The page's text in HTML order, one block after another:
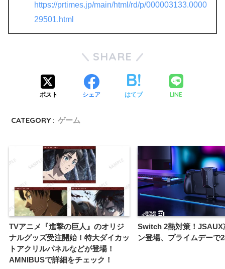
https://prtimes.jp/main/html/rd/p/000003133.0000
29501.html
SHARE
ポスト シェア はてブ LINE
CATEGORY : ゲーム
TVアニメ『進撃の巨人』のオリジ
ナルグッズ受注開始！特大ダイカッ
トアクリルパネルなどが登場！
AMNIBUSで詳細をチェック！
Switch 2熱対策！JSAUX
ン登場、プライムデーで